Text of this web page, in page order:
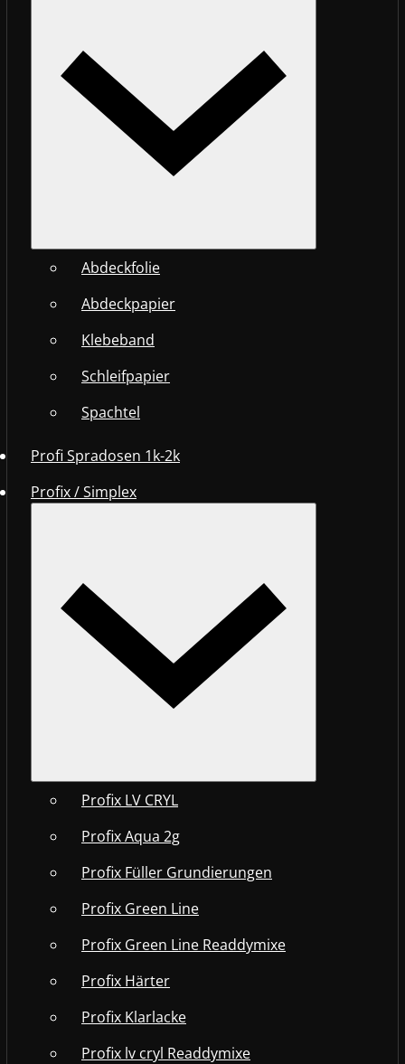
Abdeckfolie
Abdeckpapier
Klebeband
Schleifpapier
Spachtel
Profi Spradosen 1k-2k
Profix / Simplex
Profix LV CRYL
Profix Aqua 2g
Profix Füller Grundierungen
Profix Green Line
Profix Green Line Readdymixe
Profix Härter
Profix Klarlacke
Profix lv cryl Readdymixe